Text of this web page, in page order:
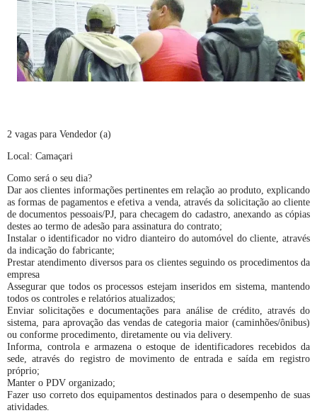
2 vagas para Vendedor (a)
Local: Camaçari
Como será o seu dia?
Dar aos clientes informações pertinentes em relação ao produto, explicando
as formas de pagamentos e efetiva a venda, através da solicitação ao cliente
de documentos pessoais/PJ, para checagem do cadastro, anexando as cópias
destes ao termo de adesão para assinatura do contrato;
Instalar o identificador no vidro dianteiro do automóvel do cliente, através
da indicação do fabricante;
Prestar atendimento diversos para os clientes seguindo os procedimentos da
empresa
Assegurar que todos os processos estejam inseridos em sistema, mantendo
todos os controles e relatórios atualizados;
Enviar solicitações e documentações para análise de crédito, através do
sistema, para aprovação das vendas de categoria maior (caminhões/ônibus)
ou conforme procedimento, diretamente ou via delivery.
Informa, controla e armazena o estoque de identificadores recebidos da
sede, através do registro de movimento de entrada e saída em registro
próprio;
Manter o PDV organizado;
Fazer uso correto dos equipamentos destinados para o desempenho de suas
atividades.